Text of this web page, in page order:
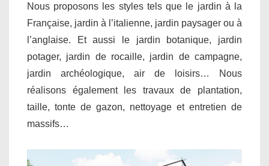
Nous proposons les styles tels que le jardin à la
Française, jardin à l’italienne, jardin paysager ou à
l’anglaise. Et aussi le jardin botanique, jardin
potager, jardin de rocaille, jardin de campagne,
jardin archéologique, air de loisirs… Nous
réalisons également les travaux de plantation,
taille, tonte de gazon, nettoyage et entretien de
massifs…